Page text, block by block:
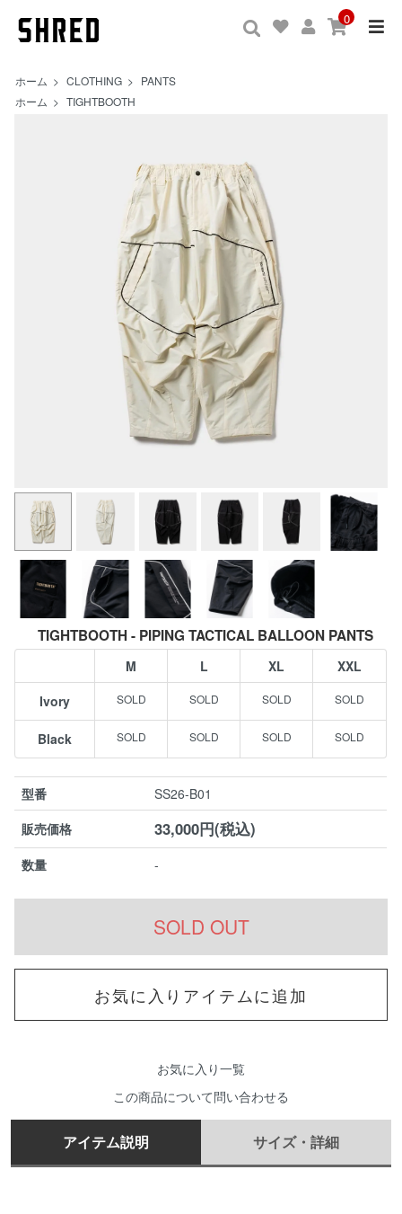
0
ホーム > CLOTHING > PANTS
ホーム > TIGHTBOOTH
TIGHTBOOTH - PIPING TACTICAL BALLOON PANTS
M L XL
XXL
Ivory
Black
型番
SS26-B01
販売価格
33,000円(税込)
数量 -
お気に入りアイテムに追加
お気に入り一覧
この商品について問い合わせる
アイテム説明 サイズ・詳細